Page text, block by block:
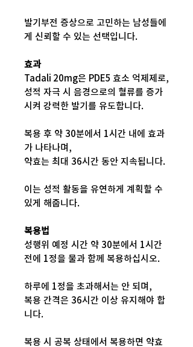
발기부전 증상으로 고민하는 남성들에
게 신뢰할 수 있는 선택입니다.
효과
Tadali 20mg은 PDE5 효소 억제제로,
성적 자극 시 음경으로의 혈류를 증가
시켜 강력한 발기를 유도합니다.
복용 후 약 30분에서 1시간 내에 효과
가 나타나며,
약효는 최대 36시간 동안 지속됩니다.
이는 성적 활동을 유연하게 계획할 수
있게 해줍니다.
복용법
성행위 예정 시간 약 30분에서 1시간
전에 1정을 물과 함께 복용하십시오.
하루에 1정을 초과해서는 안 되며,
복용 간격은 36시간 이상 유지해야 합
니다.
복용 시 공복 상태에서 복용하면 약효